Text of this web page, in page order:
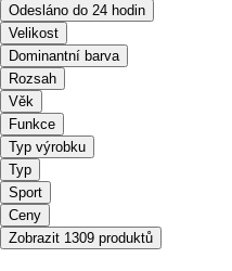
Odesláno do 24 hodin
Velikost
Dominantní barva
Rozsah
Věk
Funkce
Typ výrobku
Typ
Sport
Ceny
Zobrazit 1309 produktů